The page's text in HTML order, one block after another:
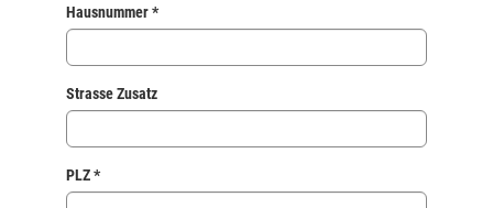
Hausnummer *
Strasse Zusatz
PLZ *